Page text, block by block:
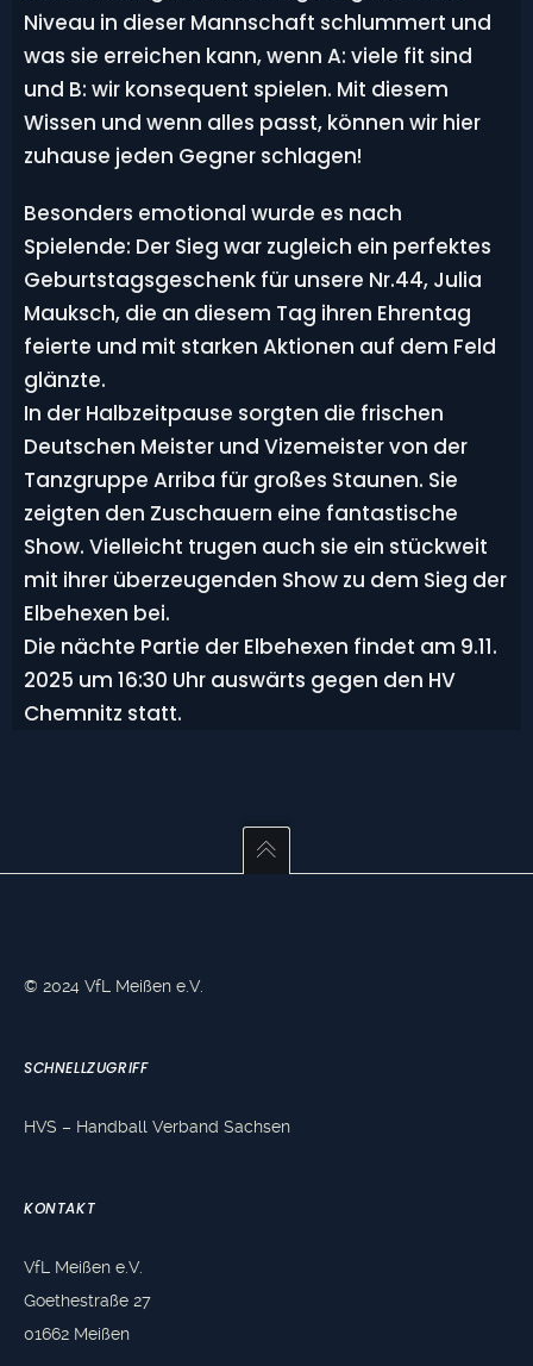
Niveau in dieser Mannschaft schlummert und
was sie erreichen kann, wenn A: viele fit sind
und B: wir konsequent spielen. Mit diesem
Wissen und wenn alles passt, können wir hier
zuhause jeden Gegner schlagen!
Besonders emotional wurde es nach
Spielende: Der Sieg war zugleich ein perfektes
Geburtstagsgeschenk für unsere Nr.44, Julia
Mauksch, die an diesem Tag ihren Ehrentag
feierte und mit starken Aktionen auf dem Feld
glänzte.
In der Halbzeitpause sorgten die frischen
Deutschen Meister und Vizemeister von der
Tanzgruppe Arriba für großes Staunen. Sie
zeigten den Zuschauern eine fantastische
Show. Vielleicht trugen auch sie ein stückweit
mit ihrer überzeugenden Show zu dem Sieg der
Elbehexen bei.
Die nächte Partie der Elbehexen findet am 9.11.
2025 um 16:30 Uhr auswärts gegen den HV
Chemnitz statt.
© 2024 VfL Meißen e.V.
SCHNELLZUGRIFF
HVS – Handball Verband Sachsen
KONTAKT
VfL Meißen e.V.
Goethestraße 27
01662 Meißen